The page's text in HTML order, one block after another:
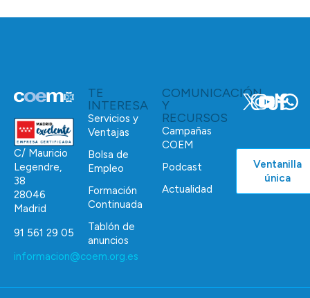
C/ Mauricio
Legendre,
38
28046
Madrid
91 561 29 05
informacion@coem.org.es
TE
INTERESA
Servicios y
Ventajas
Bolsa de
Empleo
Formación
Continuada
Tablón de
anuncios
COMUNICACIÓN
Y
RECURSOS
Campañas
COEM
Podcast
Actualidad
Ventanilla
única